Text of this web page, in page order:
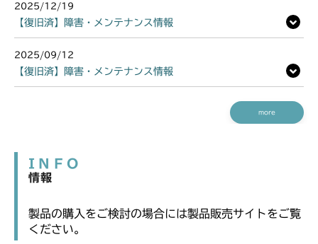
2025/12/19
【復旧済】障害・メンテナンス情報
2025/09/12
【復旧済】障害・メンテナンス情報
more
INFO
情報
製品の購入をご検討の場合には製品販売サイトをご覧
ください。